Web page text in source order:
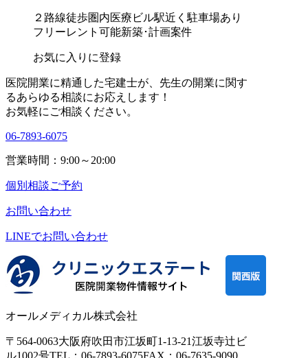
２路線徒歩圏内医療ビル駅近く 駐車場あり
フリーレント可能新築･計画案件
お気に入りに登録
医院開業に精通した宅建士が、 先生の開業に関す
るあらゆる相談にお応えします！
お気軽にご相談ください。
06-7893-6075
営業時間：9:00～20:00
個別相談ご予約
お問い合わせ
LINEでお問い合わせ
オールメディカル株式会社
〒564-0063大阪府吹田市江坂町1-13-21江坂寺辻ビ
ル1002号TEL：06-7893-6075FAX：06-7635-9090